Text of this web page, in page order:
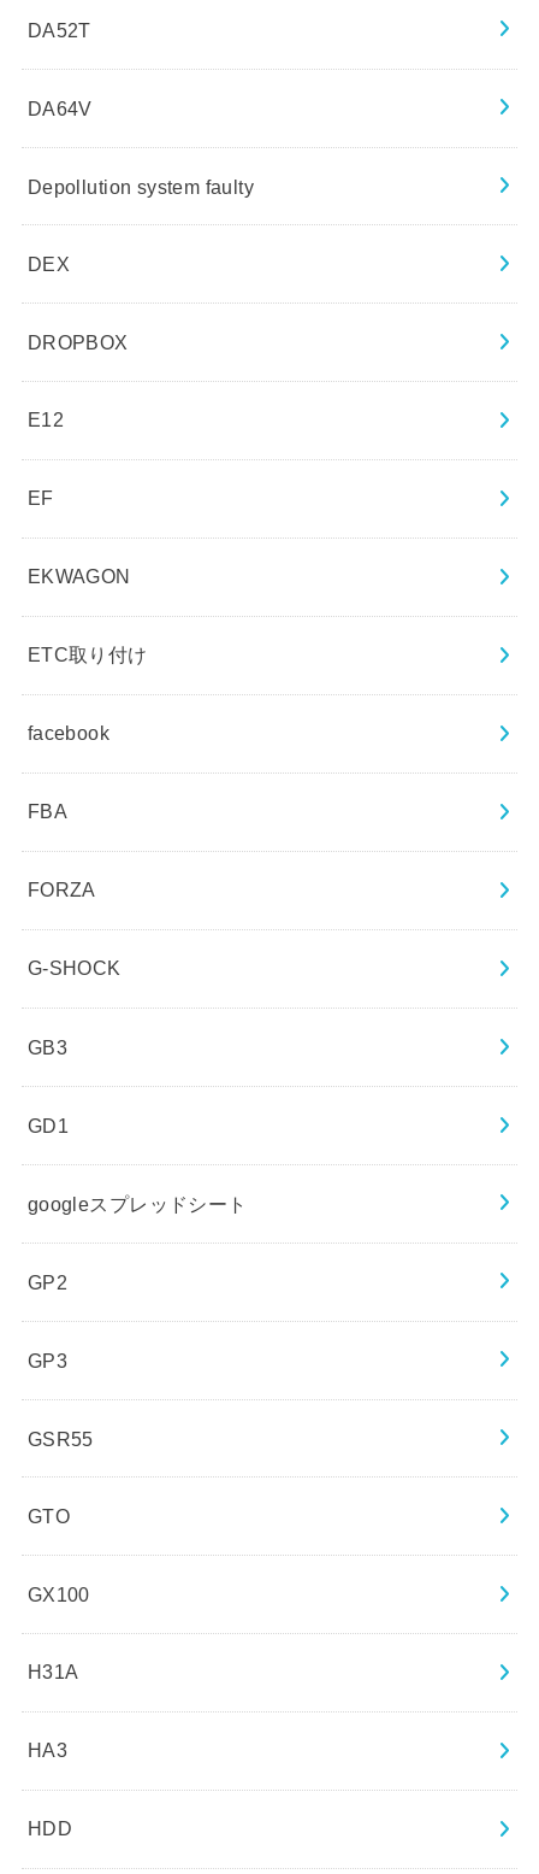
DA52T
DA64V
Depollution system faulty
DEX
DROPBOX
E12
EF
EKWAGON
ETC取り付け
facebook
FBA
FORZA
G-SHOCK
GB3
GD1
googleスプレッドシート
GP2
GP3
GSR55
GTO
GX100
H31A
HA3
HDD